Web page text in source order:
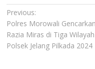
Navigasi
pos
Previous:
Polres Morowali Gencarkan
Razia Miras di Tiga Wilayah
Polsek Jelang Pilkada 2024